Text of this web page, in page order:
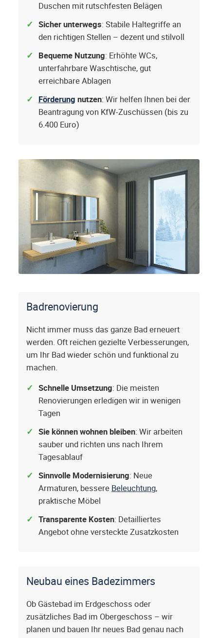
Duschen mit rutschfesten Belägen
Sicher unterwegs: Stabile Haltegriffe an
den richtigen Stellen – dezent und stilvoll
Bequeme Nutzung: Erhöhte WCs,
unterfahrbare Waschtische, gut
erreichbare Ablagen
Förderung nutzen: Wir helfen Ihnen bei der
Beantragung von KfW-Zuschüssen (bis zu
6.400 Euro)
Badrenovierung
Nicht immer muss das ganze Bad erneuert
werden. Oft reichen gezielte Verbesserungen,
um Ihr Bad wieder schön und funktional zu
machen.
Schnelle Umsetzung: Die meisten
Renovierungen erledigen wir in wenigen
Tagen
Sie können wohnen bleiben: Wir arbeiten
sauber und richten uns nach Ihrem
Tagesablauf
Sinnvolle Modernisierung: Neue
Armaturen, bessere Beleuchtung,
praktische Möbel
Transparente Kosten: Detailliertes
Angebot ohne versteckte Zusatzkosten
Neubau eines Badezimmers
Ob Gästebad im Erdgeschoss oder
zusätzliches Bad im Obergeschoss – wir
planen und bauen Ihr neues Bad genau nach